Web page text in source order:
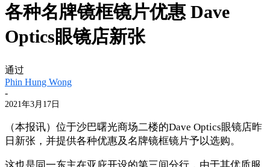
各种名牌镜框镜片优惠 Dave
Optics眼镜店新张
通过
Phin Hung Wong
-
2021年3月17日
（本报讯）位于沙巴曙光商场二楼的Dave Optics眼镜店昨
日新张，并提供各种优惠及名牌镜框镜片予以选购。